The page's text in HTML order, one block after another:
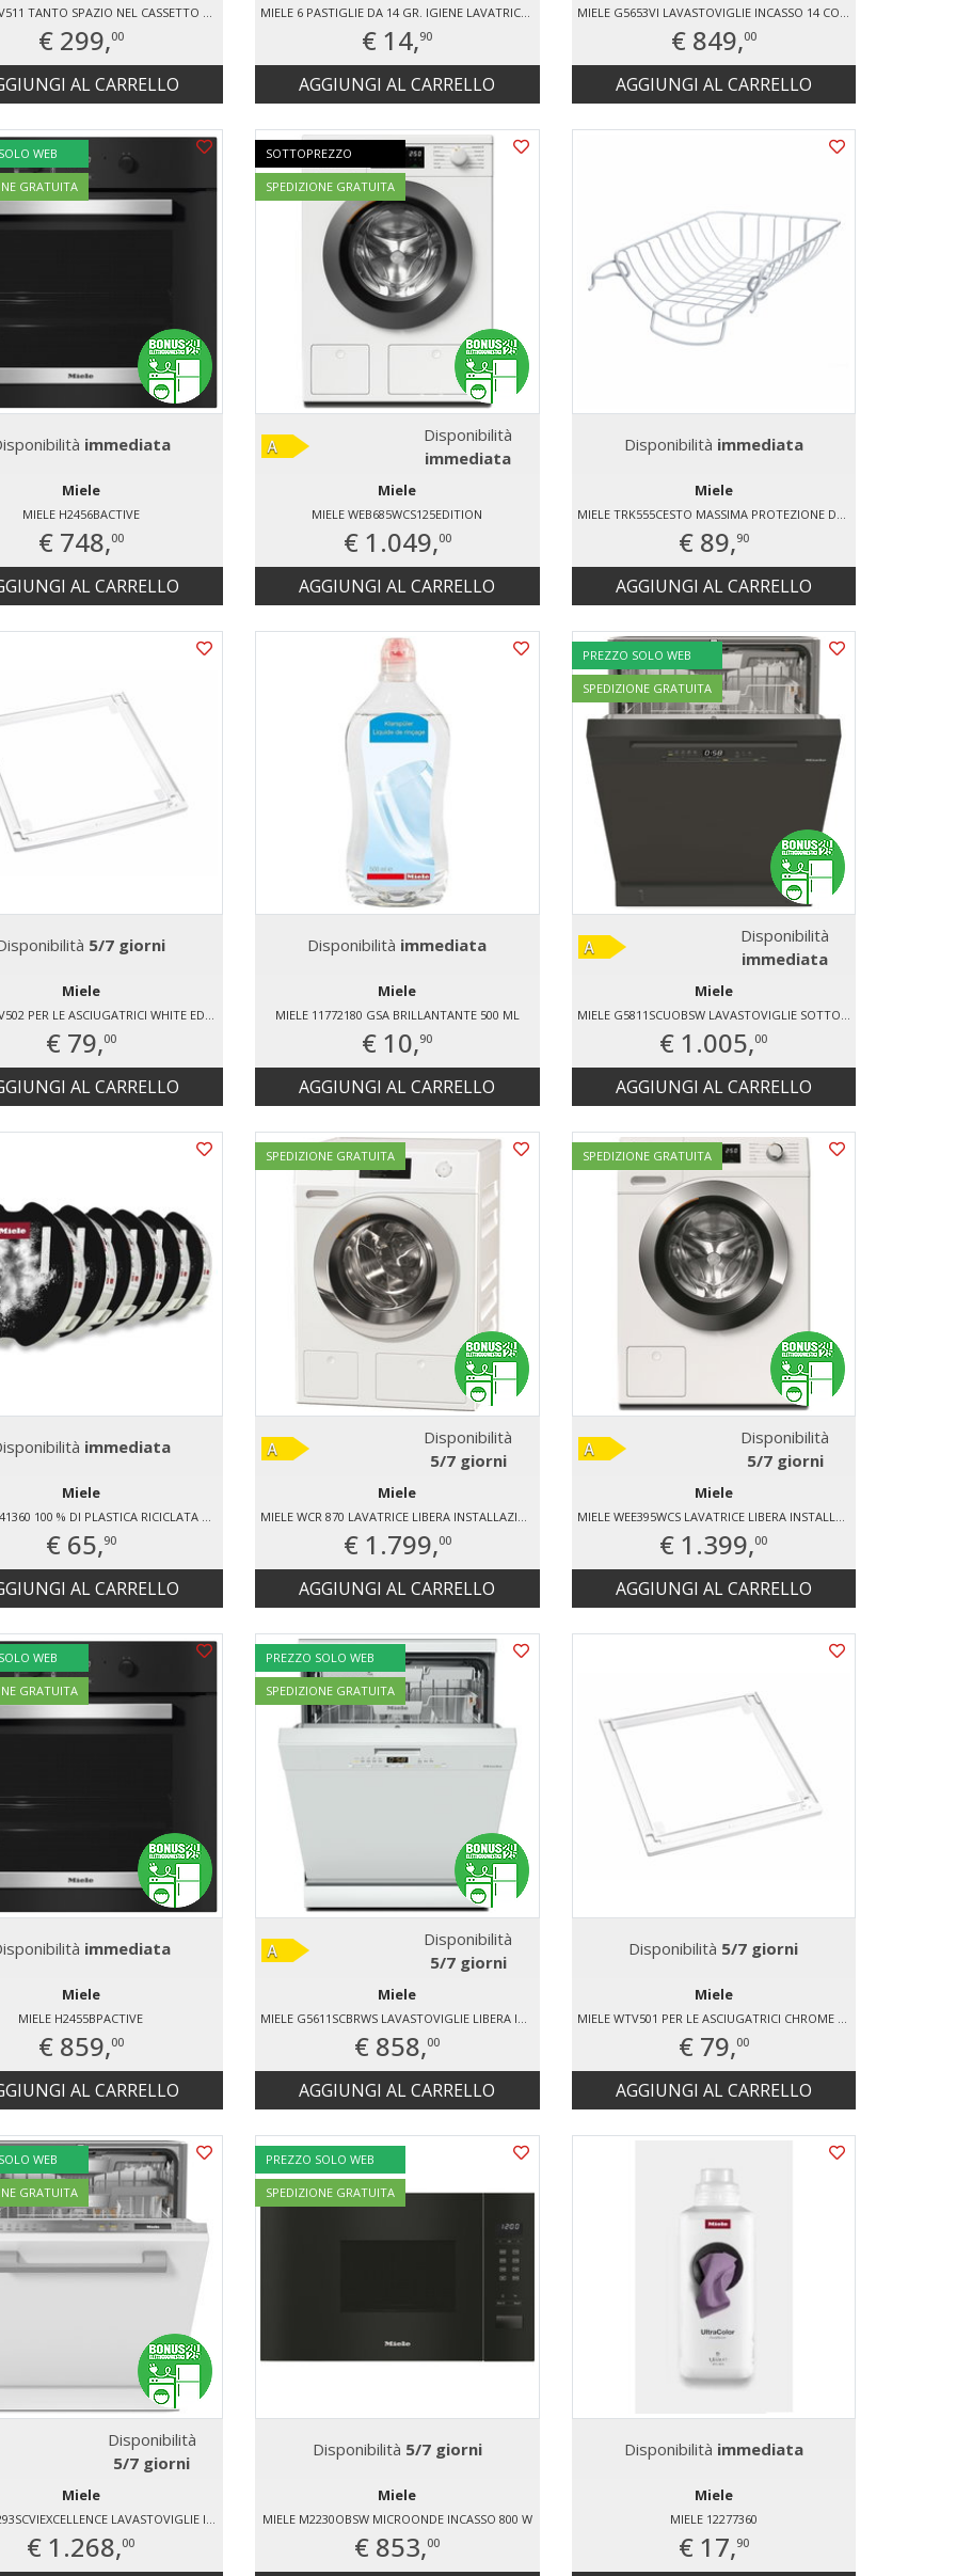
MIELE WTV511 TANTO SPAZIO NEL CASSETTO GRAZIE ALLA FUNZIONE PUSH-PULL PER LE ASCIUGATRICI CHROME EDITION T1 E T1 CLASSIC PER TUTTE LE SERIE DI LAVATRICI MIELE (ECCETTO WTZH/WTW) ALTEZZA WTV: 12 CM COLORE: BIANCO LOTO
€ 299,00
AL CARRELLO
MIELE 6 PASTIGLIE DA 14 GR. IGIENE LAVATRICE (6 PASTIGLIE DA 14 GR)
€ 14,90
AGGIUNGI AL CARRELLO
MIELE G5653VI LAVASTOVIGLIE INCASSO 14 COPERTI
€ 849,00
AGGIUNGI AL CARRELLO
WEB
GRATUITA
immediata
Miele
MIELE H2456BACTIVE
€ 748,00
AL CARRELLO
SOTTOPREZZO
SPEDIZIONE GRATUITA
Disponibilità
immediata
Miele
MIELE WEB685WCS125EDITION
€ 1.049,00
AGGIUNGI AL CARRELLO
Disponibilità immediata
Miele
€ 89,90
AGGIUNGI AL CARRELLO
5/7 giorni
Miele
MIELE WTV502 PER LE ASCIUGATRICI WHITE EDITION T1 PER TUTTE LE LAVATRICI MIELE (A ECCEZIONE DI W 1000 E WTZH) PER W 3000, W 5000 E W CLASSIC SOLO CON PANNELLO COMANDI DRITTO ALTEZZA WTV: 2,5 CM COLORE: BIANCO LOTO
€ 79,00
AL CARRELLO
Disponibilità immediata
Miele
MIELE 11772180 GSA BRILLANTANTE 500 ML
€ 10,90
AGGIUNGI AL CARRELLO
PREZZO SOLO WEB
SPEDIZIONE GRATUITA
Disponibilità
immediata
Miele
MIELE G5811SCUOBSW LAVASTOVIGLIE SOTTOPIANO 14 COPERTI
€ 1.005,00
AGGIUNGI AL CARRELLO
immediata
Miele
€ 65,90
AL CARRELLO
SPEDIZIONE GRATUITA
Disponibilità
5/7 giorni
Miele
€ 1.799,00
AGGIUNGI AL CARRELLO
SPEDIZIONE GRATUITA
Disponibilità
5/7 giorni
Miele
€ 1.399,00
AGGIUNGI AL CARRELLO
WEB
GRATUITA
immediata
Miele
MIELE H2455BPACTIVE
€ 859,00
AL CARRELLO
PREZZO SOLO WEB
SPEDIZIONE GRATUITA
Disponibilità
5/7 giorni
Miele
€ 858,00
AGGIUNGI AL CARRELLO
Disponibilità 5/7 giorni
Miele
€ 79,00
AGGIUNGI AL CARRELLO
WEB
GRATUITA
Disponibilità
5/7 giorni
Miele
MIELE G7293SCVIEXCELLENCE LAVASTOVIGLIE INCASSO 14 COPERTI
€ 1.268,00
PREZZO SOLO WEB
SPEDIZIONE GRATUITA
Disponibilità 5/7 giorni
Miele
MIELE M2230OBSW MICROONDE INCASSO 800 W
€ 853,00
Disponibilità immediata
Miele
MIELE 12277360
€ 17,90